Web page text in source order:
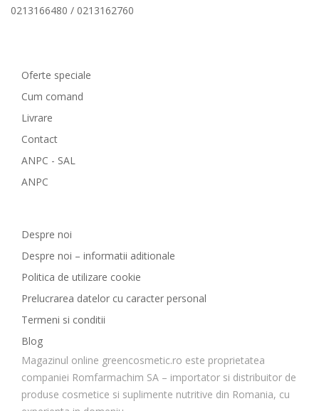
0213166480 / 0213162760
Oferte speciale
Cum comand
Livrare
Contact
ANPC - SAL
ANPC
Despre noi
Despre noi – informatii aditionale
Politica de utilizare cookie
Prelucrarea datelor cu caracter personal
Termeni si conditii
Blog
Magazinul online greencosmetic.ro este proprietatea
companiei Romfarmachim SA – importator si distribuitor de
produse cosmetice si suplimente nutritive din Romania, cu